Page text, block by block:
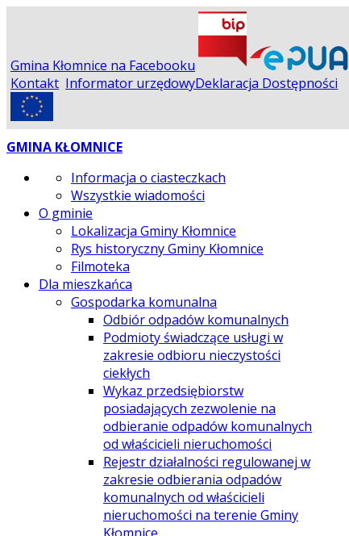
Gmina Kłomnice na Facebooku
Kontakt Informator urzędowyDeklaracja Dostępności
GMINA KŁOMNICE
Informacja o ciasteczkach
Wszystkie wiadomości
O gminie
Lokalizacja Gminy Kłomnice
Rys historyczny Gminy Kłomnice
Filmoteka
Dla mieszkańca
Gospodarka komunalna
Odbiór odpadów komunalnych
Podmioty świadczące usługi w
zakresie odbioru nieczystości
ciekłych
Wykaz przedsiębiorstw
posiadających zezwolenie na
odbieranie odpadów komunalnych
od właścicieli nieruchomości
Rejestr działalności regulowanej w
zakresie odbierania odpadów
komunalnych od właścicieli
nieruchomości na terenie Gminy